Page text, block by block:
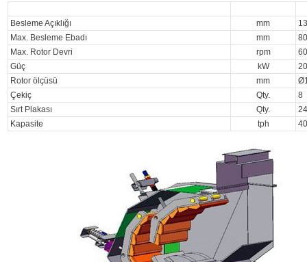
Besleme Açıklığı mm
Max. Besleme Ebadı
mm
Max. Rotor Devri
rpm
Güç
kW
Rotor ölçüsü
mm
Çekiç
Qty.
8
Sırt Plakası
Qty.
24
Kapasite
tph